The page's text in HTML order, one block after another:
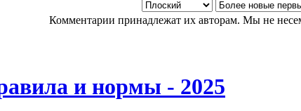
Комментарии принадлежат их авторам. Мы не
и нормы - 2025